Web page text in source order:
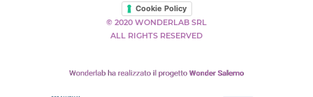
Cookie Policy
© 2020 WONDERLAB SRL
ALL RIGHTS RESERVED